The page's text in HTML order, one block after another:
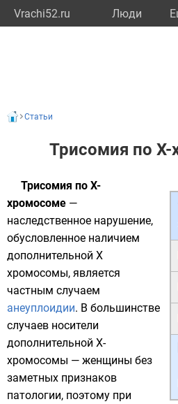
Vrachi52.ru Люди
Статьи
Трисомия по
Трисомия по X-
хромосоме —
наследственное нарушение,
обусловленное наличием
дополнительной X
хромосомы, является
частным случаем
анеуплоидии. В большинстве
случаев носители
дополнительной X-
хромосомы — женщины без
заметных признаков
патологии, поэтому при